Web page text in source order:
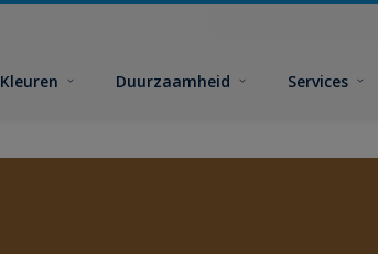
Kleuren Duurzaamheid Services